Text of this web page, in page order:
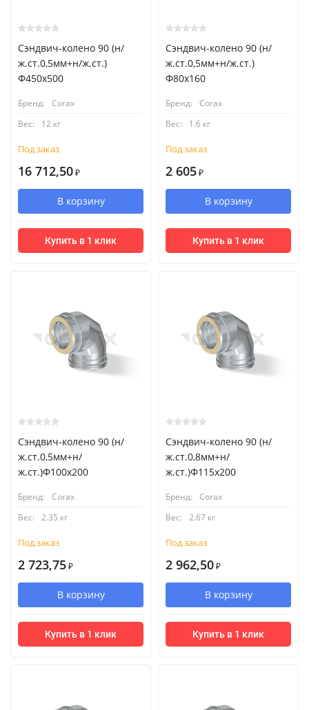
Сэндвич-колено 90 (н/
ж.ст.0,5мм+н/ж.ст.)
Ф450х500
Бренд:
Corax
Вес:
12 кг
Под заказ
16 712,50 ₽
В корзину
Купить в 1 клик
Сэндвич-колено 90 (н/
ж.ст.0,5мм+н/ж.ст.)
Ф80х160
Бренд:
Corax
Вес:
1.6 кг
Под заказ
2 605 ₽
В корзину
Купить в 1 клик
Сэндвич-колено 90 (н/
ж.ст.0,5мм+н/
ж.ст.)Ф100х200
Бренд:
Corax
Вес:
2.35 кг
Под заказ
2 723,75 ₽
В корзину
Купить в 1 клик
Сэндвич-колено 90 (н/
ж.ст.0,8мм+н/
ж.ст.)Ф115х200
Бренд:
Corax
Вес:
2.67 кг
Под заказ
2 962,50 ₽
В корзину
Купить в 1 клик